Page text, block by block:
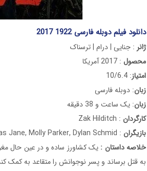
دانلود فیلم دوبله فارسی 1922 2017
ژانر : جنایی | درام | ترسناک
محصول : 2017 آمریکا
امتیاز: 10/6.4
زبان: دوبله فارسی
زبان: یک ساعت و 38 دقیقه
کارگردان : Zak Hilditch
بازیگران : Thomas Jane, Molly Parker, Dylan Schmid
خلاصه داستان :
به قتل برساند و پسر نوجوانش را متقاعد به کمک